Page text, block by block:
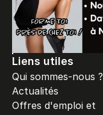
Liens utiles
Qui sommes-nous ?
Actualités
Offres d'emploi et